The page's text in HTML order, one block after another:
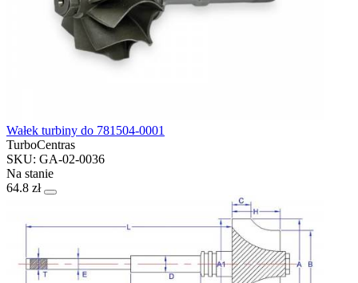
Wałek turbiny do 781504-0001
TurboCentras
SKU: GA-02-0036
Na stanie
64.8 zł